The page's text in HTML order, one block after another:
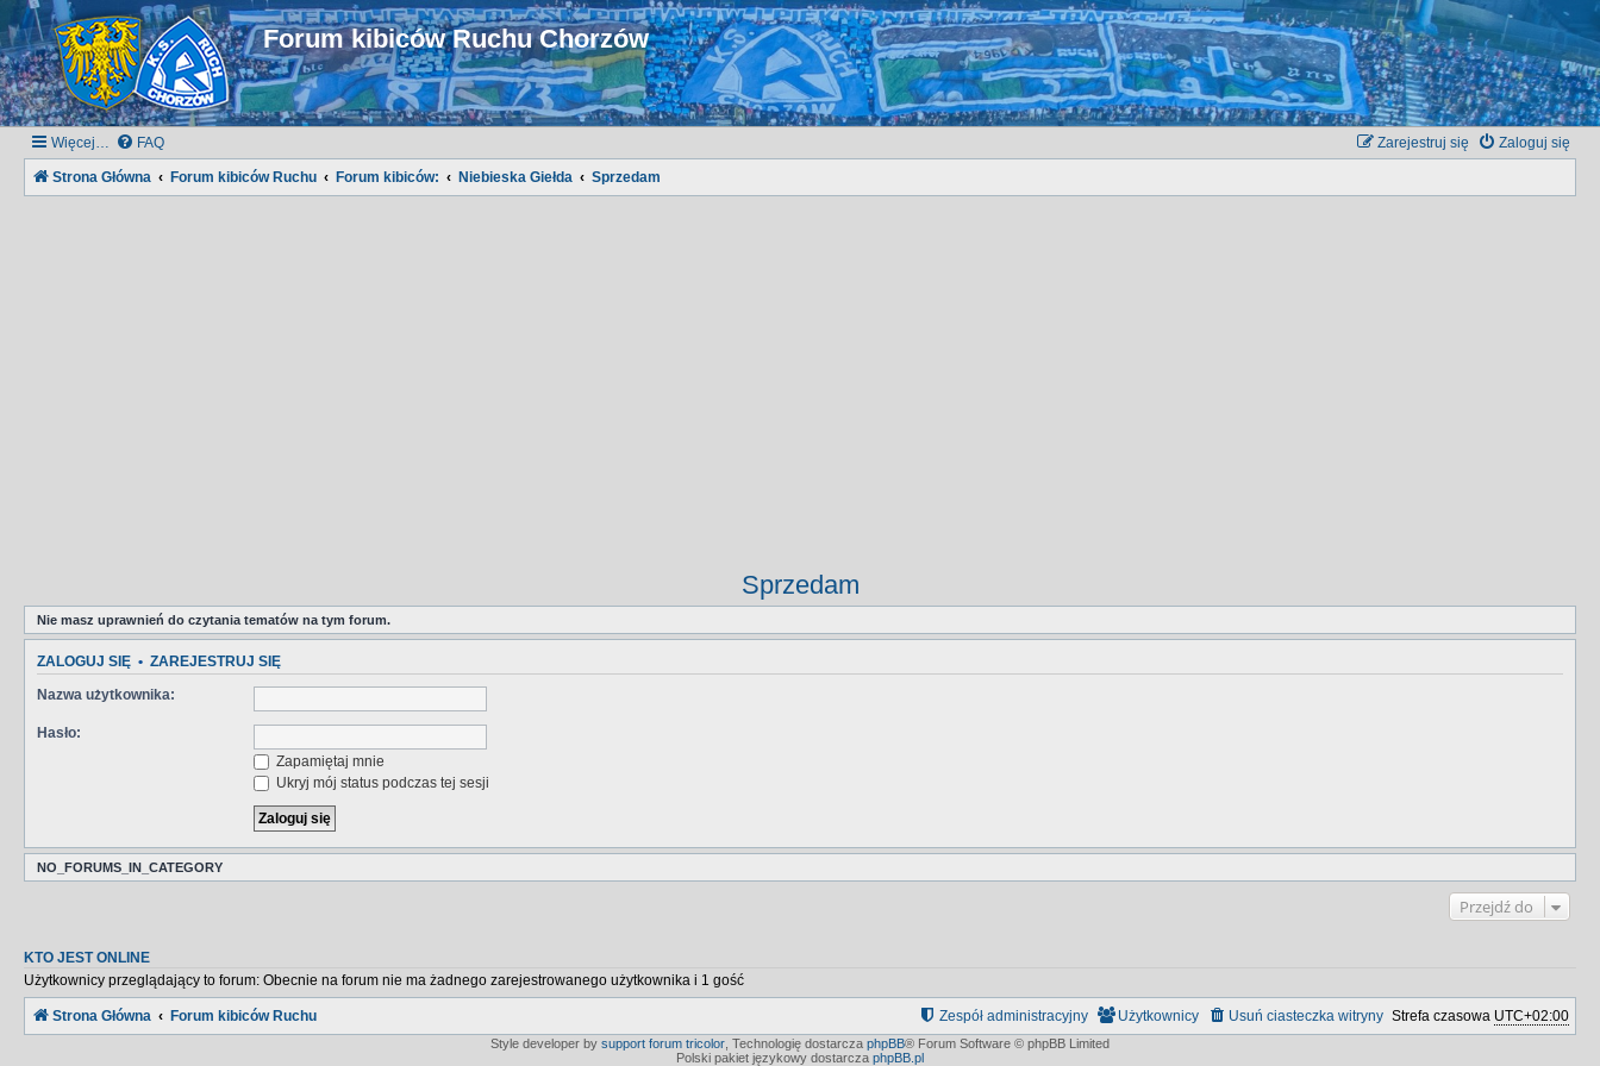
Forum kibiców Ruchu Chorzów
Więcej… FAQ Zaloguj się
Zarejestruj się
Strona Główna Forum kibiców Ruchu Forum kibiców: Niebieska Giełda Sprzedam
Sprzedam
Nie masz uprawnień do czytania tematów na tym forum.
ZALOGUJ SIĘ • ZAREJESTRUJ SIĘ
Nazwa użytkownika:
Hasło:
Zapamiętaj mnie
Ukryj mój status podczas tej sesji
NO_FORUMS_IN_CATEGORY
Przejdź do
KTO JEST ONLINE
Użytkownicy przeglądający to forum: Obecnie na forum nie ma żadnego zarejestrowanego użytkownika i 1 gość
Strona Główna Forum kibiców Ruchu Strefa czasowa UTC+02:00
Usuń ciasteczka witryny
Użytkownicy
Zespół administracyjny
Style developer by support forum tricolor Technologię dostarcza phpBB® Forum Software © phpBB Limited
Polski pakiet językowy dostarcza phpBB.pl